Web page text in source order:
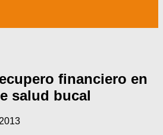
financiero en
salud bucal